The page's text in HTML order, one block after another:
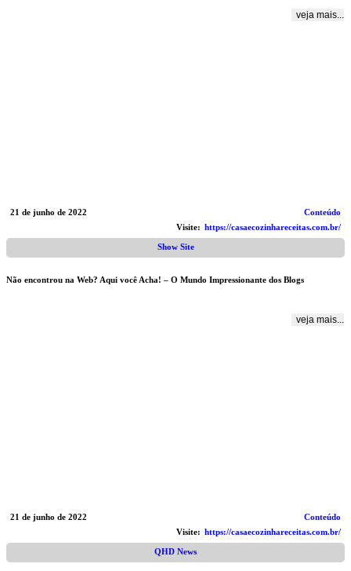
veja mais...
21 de junho de 2022
Conteúdo
Visite: https://casaecozinhareceitas.com.br/
Show Site
Não encontrou na Web? Aqui você Acha! – O Mundo Impressionante dos Blogs
veja mais...
21 de junho de 2022
Conteúdo
Visite: https://casaecozinhareceitas.com.br/
QHD News